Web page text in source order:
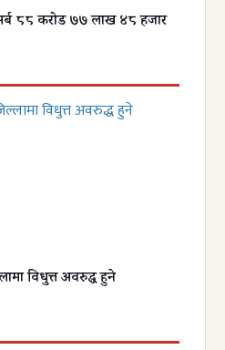
८८ करोड ७७ लाख ४८ हजार
विधुत्त अवरुद्ध हुने